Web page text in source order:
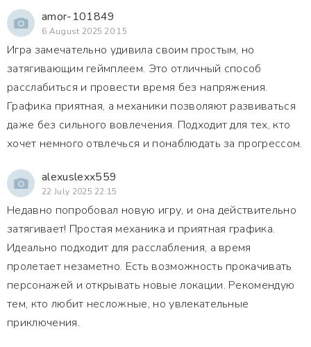
amor-101849
6 August 2025 20:15
Игра замечательно удивила своим простым, но
затягивающим геймплеем. Это отличный способ
расслабиться и провести время без напряжения.
Графика приятная, а механики позволяют развиваться
даже без сильного вовлечения. Подходит для тех, кто
хочет немного отвлечься и понаблюдать за прогрессом.
alexuslexx559
22 July 2025 22:15
Недавно попробовал новую игру, и она действительно
затягивает! Простая механика и приятная графика.
Идеально подходит для расслабления, а время
пролетает незаметно. Есть возможность прокачивать
персонажей и открывать новые локации. Рекомендую
тем, кто любит несложные, но увлекательные
приключения.